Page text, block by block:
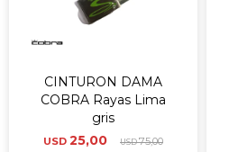
CINTURON DAMA
COBRA Rayas Lima
gris
USD 25,00 USD75,00